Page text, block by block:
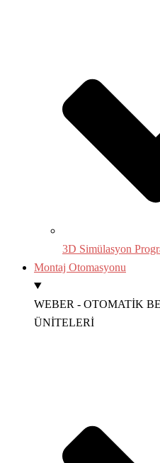
3D Simülasyon
Montaj Otomasyonu
WEBER - OTOMATİK
ÜNİTELERİ